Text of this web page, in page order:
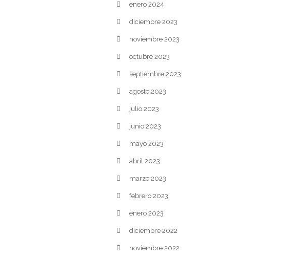
enero 2024
diciembre 2023
noviembre 2023
octubre 2023
septiembre 2023
agosto 2023
julio 2023
junio 2023
mayo 2023
abril 2023
marzo 2023
febrero 2023
enero 2023
diciembre 2022
noviembre 2022